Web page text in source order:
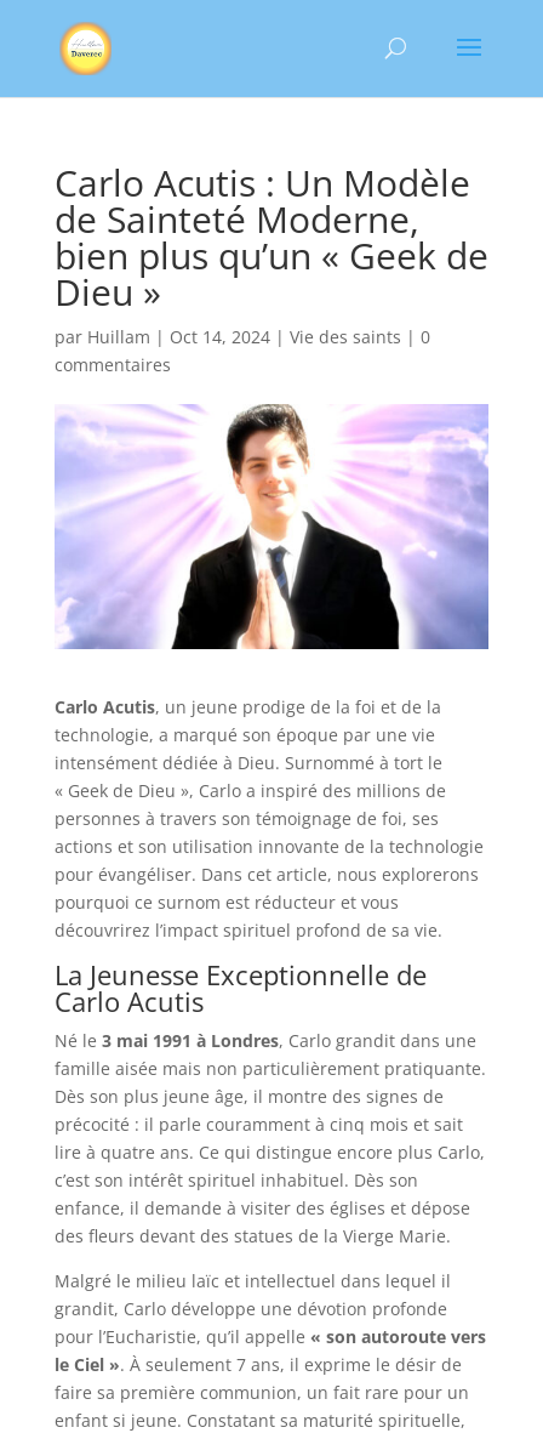
Carlo Acutis : Un Modèle
de Sainteté Moderne,
bien plus qu’un « Geek de
Dieu »
par Huillam | Oct 14, 2024| Vie des saints | 0
commentaires
Carlo Acutis, un jeune prodige de la foi et de la
technologie, a marqué son époque par une vie
intensément dédiée à Dieu. Surnommé à tort le
« Geek de Dieu », Carlo a inspiré des millions de
personnes à travers son témoignage de foi, ses
actions et son utilisation innovante de la technologie
pour évangéliser. Dans cet article, nous explorerons
pourquoi ce surnom est réducteur et vous
découvrirez l’impact spirituel profond de sa vie.
La Jeunesse Exceptionnelle de
Carlo Acutis
Né le 3 mai 1991 à Londres, Carlo grandit dans une
famille aisée mais non particulièrement pratiquante.
Dès son plus jeune âge, il montre des signes de
précocité : il parle couramment à cinq mois et sait
lire à quatre ans. Ce qui distingue encore plus Carlo,
c’est son intérêt spirituel inhabituel. Dès son
enfance, il demande à visiter des églises et dépose
des fleurs devant des statues de la Vierge Marie.
Malgré le milieu laïc et intellectuel dans lequel il
grandit, Carlo développe une dévotion profonde
pour l’Eucharistie, qu’il appelle « son autoroute vers
le Ciel ». À seulement 7 ans, il exprime le désir de
faire sa première communion, un fait rare pour un
enfant si jeune. Constatant sa maturité spirituelle,